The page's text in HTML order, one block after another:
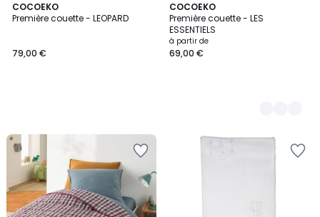
COCOEKO
Première couette - LEOPARD
79,00 €
COCOEKO
Première couette - LES
ESSENTIELS
à partir de
69,00 €
2
Couleurs